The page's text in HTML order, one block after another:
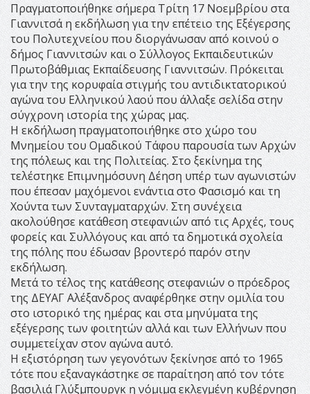
Πραγματοποιήθηκε σήμερα Τρίτη 17 Νοεμβρίου στα
Γιαννιτσά η εκδήλωση για την επέτειο της Εξέγερσης
του Πολυτεχνείου που διοργάνωσαν από κοινού ο
δήμος Γιαννιτσών και ο Σύλλογος Εκπαιδευτικών
Πρωτοβάθμιας Εκπαίδευσης Γιαννιτσών. Πρόκειται
για την της κορυφαία στιγμής του αντιδικτατορικού
αγώνα του Ελληνικού λαού που άλλαξε σελίδα στην
σύγχρονη ιστορία της χώρας μας.
Η εκδήλωση πραγματοποιήθηκε στο χώρο του
Μνημείου του Ομαδικού Τάφου παρουσία των Αρχών
της πόλεως και της Πολιτείας. Στο ξεκίνημα της
τελέστηκε Επιμνημόσυνη Δέηση υπέρ των αγωνιστών
που έπεσαν μαχόμενοι ενάντια στο Φασισμό και τη
Χούντα των Συνταγματαρχών. Στη συνέχεια
ακολούθησε κατάθεση στεφανιών από τις Αρχές, τους
φορείς και Συλλόγους και από τα δημοτικά σχολεία
της πόλης που έδωσαν βροντερό παρόν στην
εκδήλωση.
Μετά το τέλος της κατάθεσης στεφανιών ο πρόεδρος
της ΔΕΥΑΓ Αλέξανδρος αναφέρθηκε στην ομιλία του
στο ιστορικό της ημέρας και στα μηνύματα της
εξέγερσης των φοιτητών αλλά και των Ελλήνων που
συμμετείχαν στον αγώνα αυτό.
Η εξιστόρηση των γεγονότων ξεκίνησε από το 1965
τότε που εξαναγκάστηκε σε παραίτηση από τον τότε
βασιλιά Γλύξμπουργκ η νόμιμα εκλεγμένη κυβέρνηση